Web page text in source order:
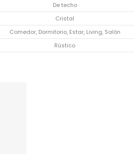
De techo
Cristal
Comedor, Dormitorio, Estar, Living, Salón
Rústico